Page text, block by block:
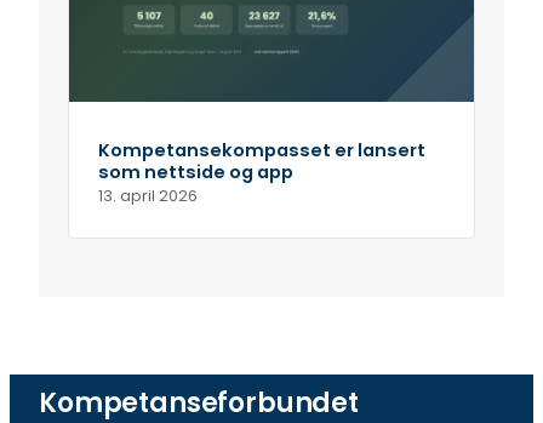
Kompetansekompasset er lansert
som nettside og app
13. april 2026
Kompetanseforbundet